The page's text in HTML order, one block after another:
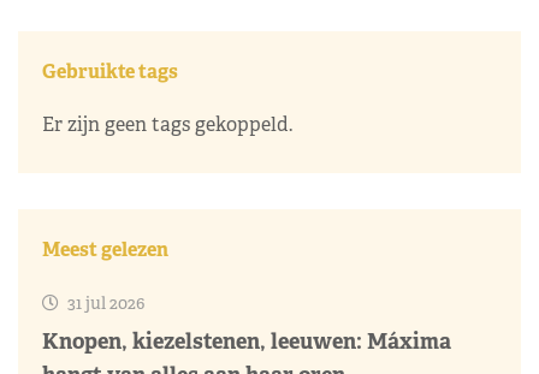
Gebruikte tags
Er zijn geen tags gekoppeld.
Meest gelezen
31 jul 2026
Knopen, kiezelstenen, leeuwen: Máxima